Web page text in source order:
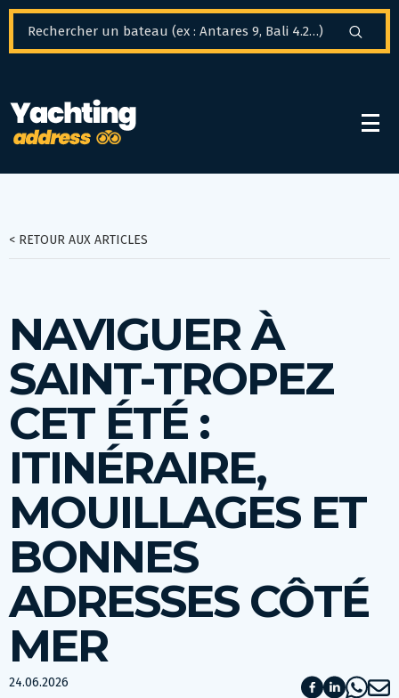
< RETOUR AUX ARTICLES
NAVIGUER À
SAINT-TROPEZ
CET ÉTÉ :
ITINÉRAIRE,
MOUILLAGES ET
BONNES
ADRESSES CÔTÉ
MER
24.06.2026
Panneau de gestion des cookies